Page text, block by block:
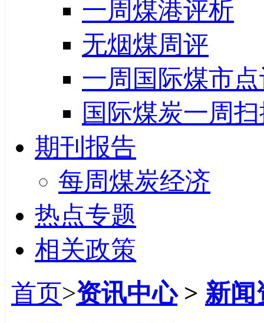
一周煤港评析
无烟煤周评
一周国际煤市
国际煤炭一周
期刊报告
每周煤炭经济
热点专题
相关政策
首页>资讯中心> 新闻